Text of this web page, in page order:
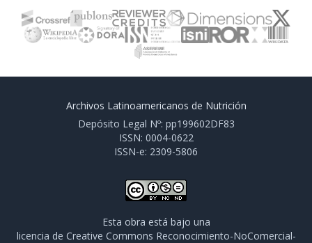
Archivos Latinoamericanos de Nutrición
Depósito Legal Nº: pp199602DF83
ISSN: 0004-0622
ISSN-e: 2309-5806
Esta obra está bajo una
licencia de Creative Commons Reconocimiento-NoComercial-